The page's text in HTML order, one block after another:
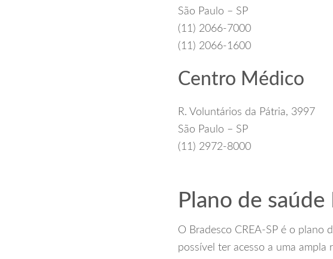
São Paulo – SP
(11) 2066-7000
(11) 2066-1600
Centro Médico
R. Voluntários da Pátria, 3997
São Paulo – SP
(11) 2972-8000
Plano de
O Bradesco CREA-SP é o plano
possível ter acesso a uma ampla